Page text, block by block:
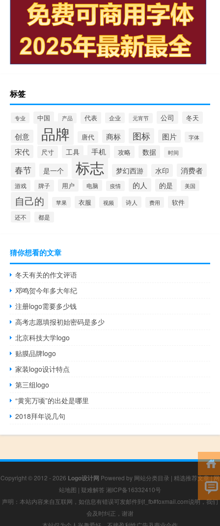
标签
专业 中国 产品 代表 企业 元宵节 公司 冬天
创意 品牌 唐代 商标 图标 图片 字体
宋代 尺寸 工具 手机 攻略 数据 时间
春节 是一个 标志 梦幻西游 水印 消费者
游戏 牌子 用户 电脑 疫情 的人 的是 美国
自己的 苹果 衣服 视频 诗人 费用 软件
还不 都是
猜你想看的文章
冬天有关的作文评语
邓鸣贺今年多大年纪
注册logo需要多少钱
高考志愿填报初始密码是多少
北京科技大学logo
贴膜品牌logo
家装logo设计特点
第三组logo
“黄宪万顷”的出处是哪里
2018拜年说几句
Copyright © 2012 - 2026 Logo设计网 Powered by 网站分类目录 | 精选推荐文章|网
站地图 | 疑难解答 湘ICP备16332410号
声明：本站内容来自互联网，如信息有错误可发邮件到f_fb#foxmail.com说明，我们
会及时纠正，谢谢